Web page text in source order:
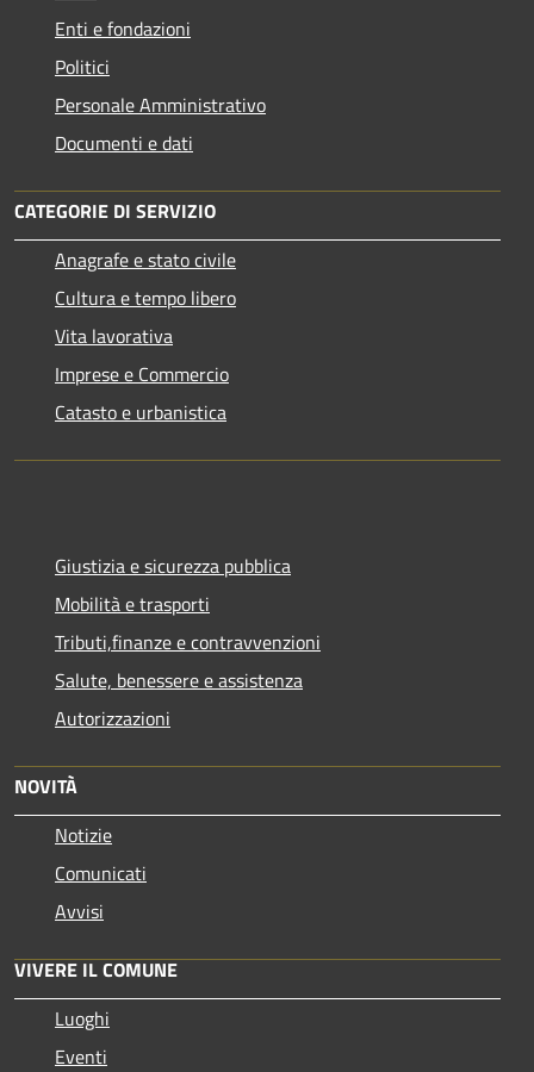
Enti e fondazioni
Politici
Personale Amministrativo
Documenti e dati
CATEGORIE DI SERVIZIO
Anagrafe e stato civile
Cultura e tempo libero
Vita lavorativa
Imprese e Commercio
Catasto e urbanistica
Giustizia e sicurezza pubblica
Mobilità e trasporti
Tributi,finanze e contravvenzioni
Salute, benessere e assistenza
Autorizzazioni
NOVITÀ
Notizie
Comunicati
Avvisi
VIVERE IL COMUNE
Luoghi
Eventi